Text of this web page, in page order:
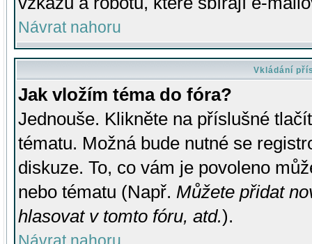
Návrat nahoru
Vkládání
Jak vložím téma do fóra?
Jednouše. Klikněte na příslušné
tématu. Možná bude nutné se
diskuze. To, co vám je povoleno
nebo tématu (Např. Můžete přidat
hlasovat v tomto fóru, atd.).